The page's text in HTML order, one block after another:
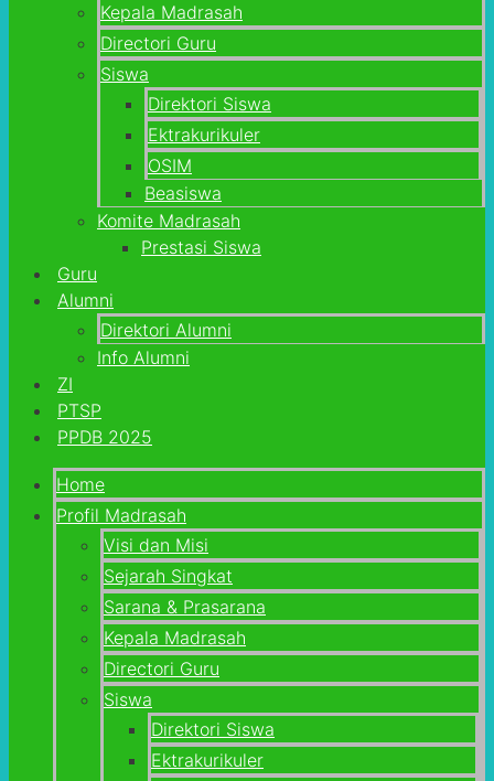
Kepala Madrasah
Directori Guru
Siswa
Direktori Siswa
Ektrakurikuler
OSIM
Beasiswa
Komite Madrasah
Prestasi Siswa
Guru
Alumni
Direktori Alumni
Info Alumni
ZI
PTSP
PPDB 2025
Home
Profil Madrasah
Visi dan Misi
Sejarah Singkat
Sarana & Prasarana
Kepala Madrasah
Directori Guru
Siswa
Direktori Siswa
Ektrakurikuler